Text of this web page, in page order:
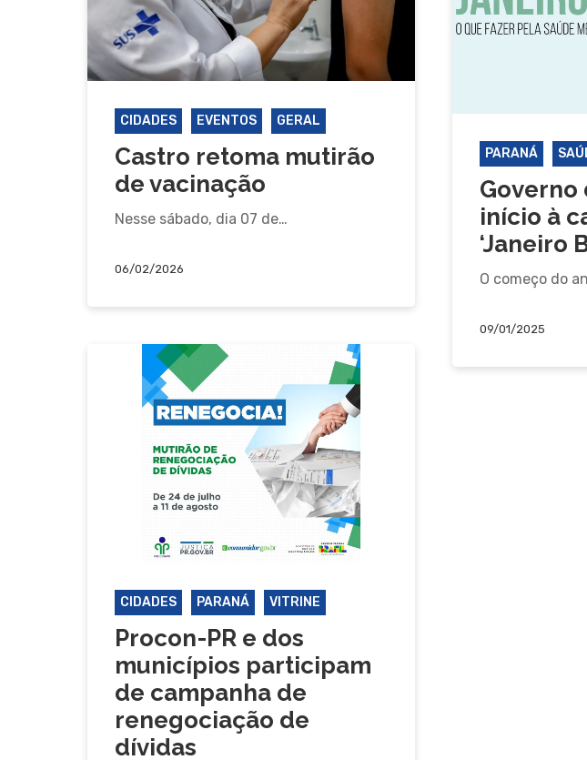
CIDADES EVENTOS GERAL
Castro retoma mutirão
de vacinação
Nesse sábado, dia 07 de…
06/02/2026
PARANÁ
Governo
início à
‘Janeiro
O começo do
09/01/2025
CIDADES PARANÁ VITRINE
Procon-PR e dos
municípios participam
de campanha de
renegociação de
dívidas